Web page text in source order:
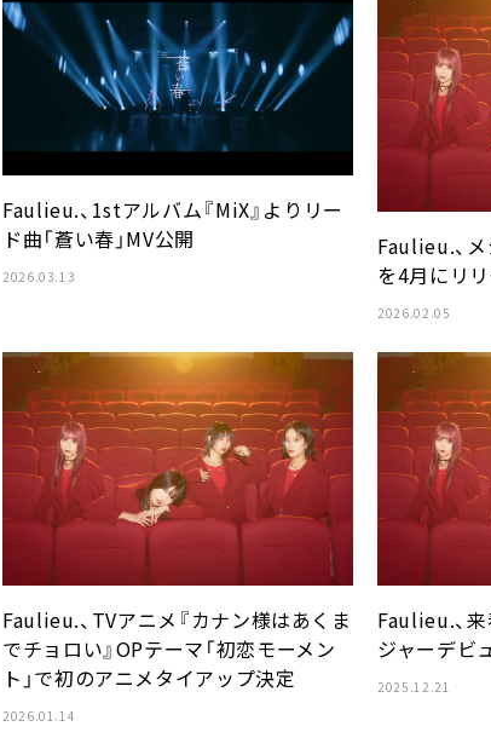
Faulieu.、1stアルバム『MiX』よりリー
ド曲「蒼い春」MV公開
2026.03.13
Faulieu.、
を4月にリ
2026.02.05
Faulieu.、TVアニメ『カナン様はあくま
でチョロい』OPテーマ「初恋モーメン
ト」で初のアニメタイアップ決定
2026.01.14
Faulieu.、
ジャーデビ
2025.12.21